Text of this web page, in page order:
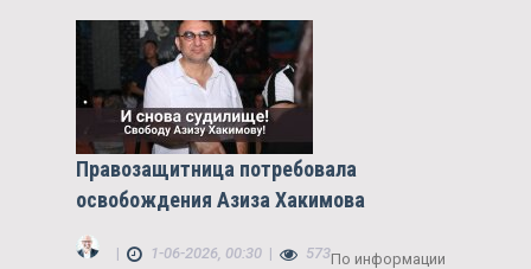
Правозащитница потребовала
освобождения Азиза Хакимова
| 1-06-2026, 00:30 | 573По информации